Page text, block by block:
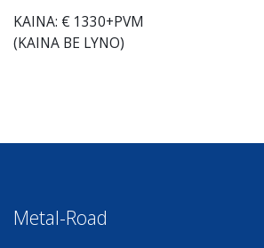
KAINA: € 1330+PVM
(KAINA BE LYNO)
Metal-Road